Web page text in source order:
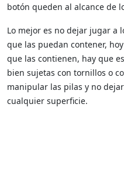
botón queden al alcance de
Lo mejor es no dejar jugar a
que las puedan contener,
que las contienen, hay que
bien sujetas con tornillos o
manipular las pilas y no
cualquier superficie.